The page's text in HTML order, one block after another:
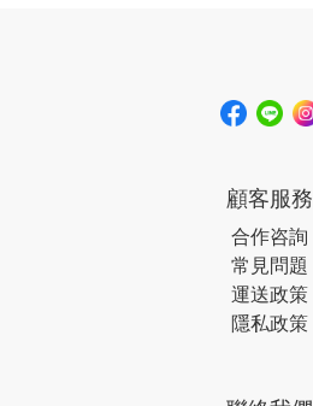
顧客服務
合作咨詢
常見問題
運送政策
隱私政策